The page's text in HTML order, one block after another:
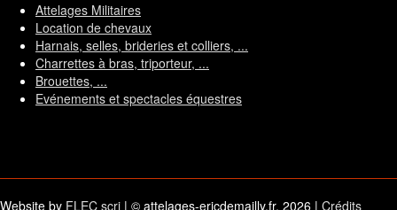
Attelages Militaires
Location de chevaux
Harnais, selles, brideries et colliers, ...
Charrettes à bras, triporteur, ...
Brouettes, ...
Evénements et spectacles équestres
Website by FLEC scri | © attelages-ericdemailly.fr, 2026 | Crédits